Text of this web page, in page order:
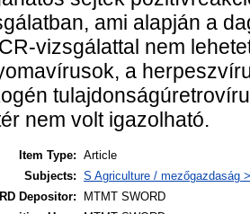
ami alapján a
vizsgálattal nem
a
nem volt igazolható.
Item Type: Article
Subjects: S Agriculture / mezőgazdaság
Depositor:
MTMT SWORD